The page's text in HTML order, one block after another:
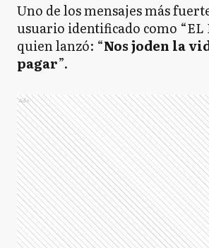
Uno de los mensajes más
usuario identificado como “EL
quien lanzó: “Nos joden la
pagar”.
Ads